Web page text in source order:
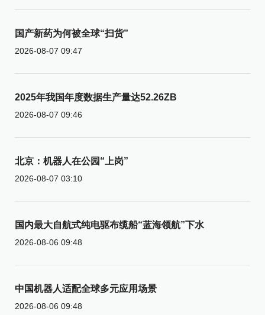
国产新药为何被全球“扫货”
2026-08-07 09:47
2025年我国年度数据生产量达52.26ZB
2026-08-07 09:46
北京：机器人在公园“上岗”
2026-08-07 03:10
国内最大自航式纯电驱布缆船“蓝海领航”下水
2026-08-06 09:48
中国机器人适配全球多元应用场景
2026-08-06 09:48